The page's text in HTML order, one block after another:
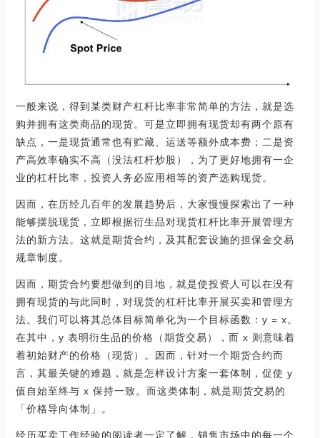
一般来说，得到某类财产杠杆比率非常简单的方法，就是选
购并拥有这类商品的现货。可是立即拥有现货却有两个原有
缺点，一是现货通常也有贮藏、运送等额外成本费；二是资
产高效率确实不高（没法杠杆炒股），为了更好地拥有一企
业的杠杆比率，投资人务必应用相等的资产选购现货。
因而，在历经几百年的发展趋势后，大家慢慢探索出了一种
能够摆脱现货，立即根据衍生品对现货杠杆比率开展管理方
法的新方法。这就是期货合约，及其配套设施的担保金交易
规章制度。
因而，期货合约要想做到的目地，就是使投资人可以在没有
拥有现货的与此同时，对现货的杠杆比率开展买卖和管理方
法。我们可以将其总体目标简单化为一个目标函数：y = x。
在其中，y 表明衍生品的价格（期货交易），而 x 则意味着
着初始财产的价格（现货）。因而，针对一个期货合约而
言，其最关键的难题，就是怎样设计方案一套体制，促使 y
值自始至终与 x 保持一致。而这类体制，就是期货交易的
「价格导向体制」。
经历买卖工作经验的阅读者一定了解，销售市场中的每一个